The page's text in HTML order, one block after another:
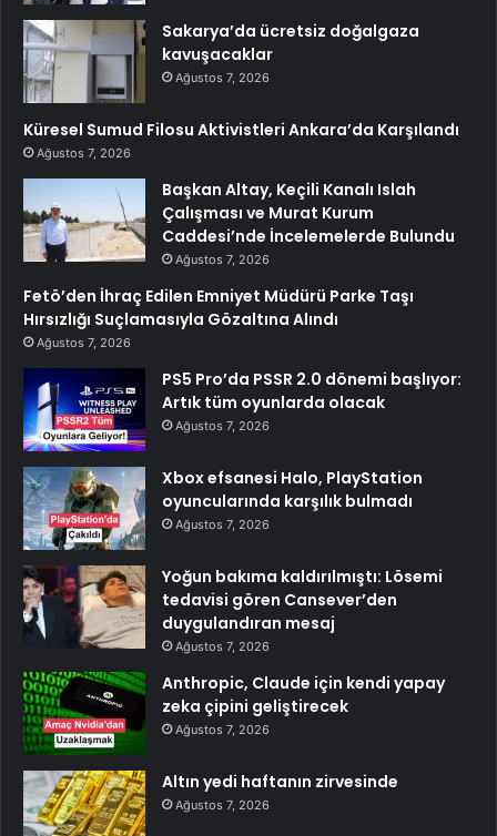
Sakarya’da ücretsiz doğalgaza
kavuşacaklar
Ağustos 7, 2026
Küresel Sumud Filosu Aktivistleri Ankara’da Karşılandı
Ağustos 7, 2026
Başkan Altay, Keçili Kanalı Islah
Çalışması ve Murat Kurum
Caddesi’nde İncelemelerde Bulundu
Ağustos 7, 2026
Fetö’den İhraç Edilen Emniyet Müdürü Parke Taşı
Hırsızlığı Suçlamasıyla Gözaltına Alındı
Ağustos 7, 2026
PS5 Pro’da PSSR 2.0 dönemi başlıyor:
Artık tüm oyunlarda olacak
Ağustos 7, 2026
Xbox efsanesi Halo, PlayStation
oyuncularında karşılık bulmadı
Ağustos 7, 2026
Yoğun bakıma kaldırılmıştı: Lösemi
tedavisi gören Cansever’den
duygulandıran mesaj
Ağustos 7, 2026
Anthropic, Claude için kendi yapay
zeka çipini geliştirecek
Ağustos 7, 2026
Altın yedi haftanın zirvesinde
Ağustos 7, 2026